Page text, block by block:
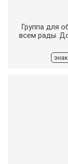
Группа для
всем рады.